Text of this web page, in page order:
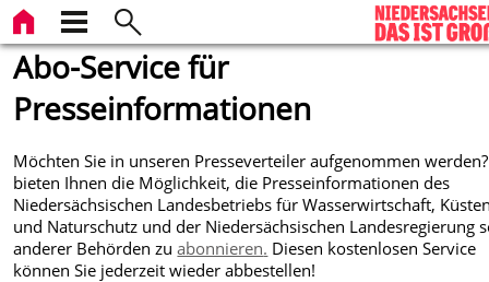
Abo-Service für
Presseinformationen
Möchten Sie in unseren Presseverteiler aufgenommen
bieten Ihnen die Möglichkeit, die Presseinformationen des
Niedersächsischen Landesbetriebs für Wasserwirtschaft,
und Naturschutz und der Niedersächsischen Landesregierung
anderer Behörden zuabonnieren. Diesen kostenlosen Service
können Sie jederzeit wieder abbestellen!